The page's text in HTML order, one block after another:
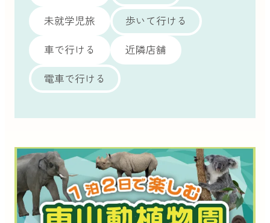
未就学児旅
歩いて行ける
車で行ける
近隣店舗
電車で行ける